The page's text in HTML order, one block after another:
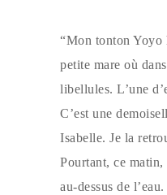
“Mon tonton Yoyo
petite mare où
libellules. L’une
C’est une
Isabelle. Je la
Pourtant, ce
au-dessus de